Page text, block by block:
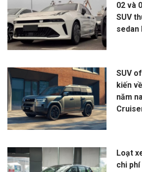
02 và
SUV
sedan
SUV
kiến
năm
Loạt
chi phí